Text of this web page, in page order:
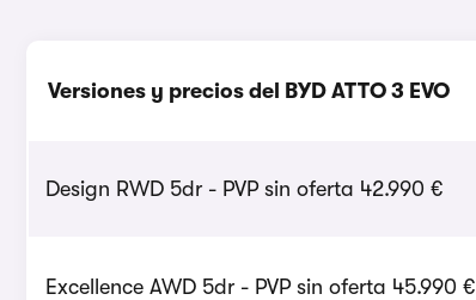
Versiones y precios del BYD ATTO 3 EVO
Design RWD 5dr - PVP sin oferta 42.990 €
Excellence AWD 5dr - PVP sin oferta 45.990 €